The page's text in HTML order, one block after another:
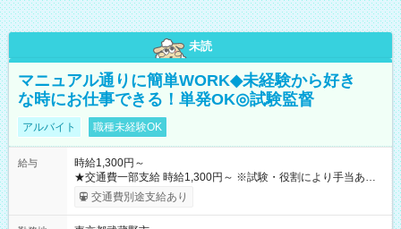
未読
マニュアル通りに簡単WORK◆未経験から好き
な時にお仕事できる！単発OK◎試験監督
アルバイト 職種未経験OK
給与
時給1,300円～
★交通費一部支給 時給1,300円～ ※試験・役割により手当あり
※勤務回数により昇給あり 【即給（前払い）オプションあ
り！】 希望される場合、勤務から1週間ほどで給与の一部を受け
交通費別途支給あり